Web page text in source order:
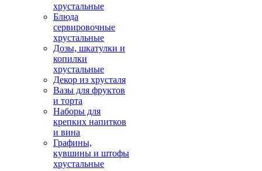
хрустальные
Блюда
сервировочные
хрустальные
Дозы, шкатулки и
копилки
хрустальные
Декор из хрусталя
Вазы для фруктов
и торта
Наборы для
крепких напитков
и вина
Графины,
кувшины и штофы
хрустальные